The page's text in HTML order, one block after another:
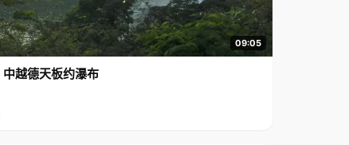
09:05
越德天板约瀑布